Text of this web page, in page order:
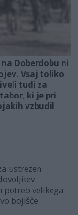
Doberdobu ni
Vsaj toliko
tudi za
ki je pri
vzbudil
ustrezen
potreb velikega
bojišče.